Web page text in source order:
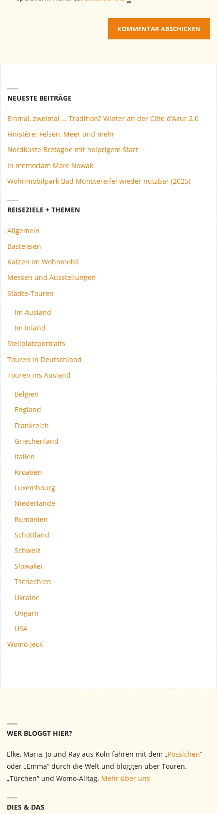
NEUESTE BEITRÄGE
Einmal, zweimal … Tradition? Winter an der Côte d’Azur 2.0
Finistère: Felsen, Meer und mehr
Nordküste Bretagne mit holprigem Start
In memoriam Marc Nowak
Wohnmobilpark Bad Münstereifel wieder nutzbar (2025)
REISEZIELE + THEMEN
Allgemein
Basteleien
Katzen im Wohnmobil
Messen und Ausstellungen
Städte-Touren
Im Ausland
Im Inland
Stellplatzportraits
Touren in Deutschland
Touren ins Ausland
Belgien
England
Frankreich
Griechenland
Italien
Kroatien
Luxembourg
Niederlande
Rumänien
Schottland
Schweiz
Slowakei
Tschechien
Ukraine
Ungarn
USA
Womo-Jeck
WER BLOGGT HIER?
Elke, Maria, Jo und Ray aus Köln fahren mit dem „Pösslchen“
oder „Emma“ durch die Welt und bloggen über Touren,
„Türchen“ und Womo-Alltag. Mehr über uns
DIES & DAS